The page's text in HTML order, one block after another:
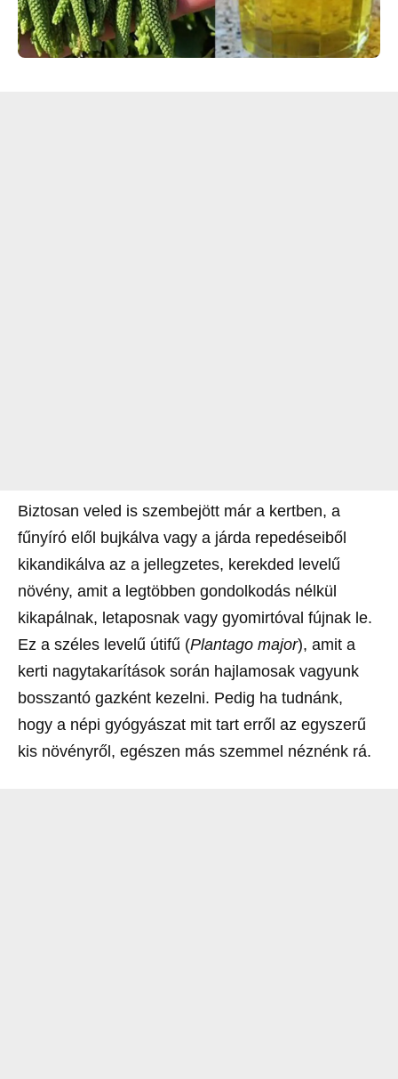
Biztosan veled is szembejött már a kertben, a
fűnyíró elől bujkálva vagy a járda repedéseiből
kikandikálva az a jellegzetes, kerekded levelű
növény, amit a legtöbben gondolkodás nélkül
kikapálnak, letaposnak vagy gyomirtóval fújnak le.
Ez a széles levelű útifű (Plantago major), amit a
kerti nagytakarítások során hajlamosak vagyunk
bosszantó gazként kezelni. Pedig ha tudnánk,
hogy a népi gyógyászat mit tart erről az egyszerű
kis növényről, egészen más szemmel néznénk rá.